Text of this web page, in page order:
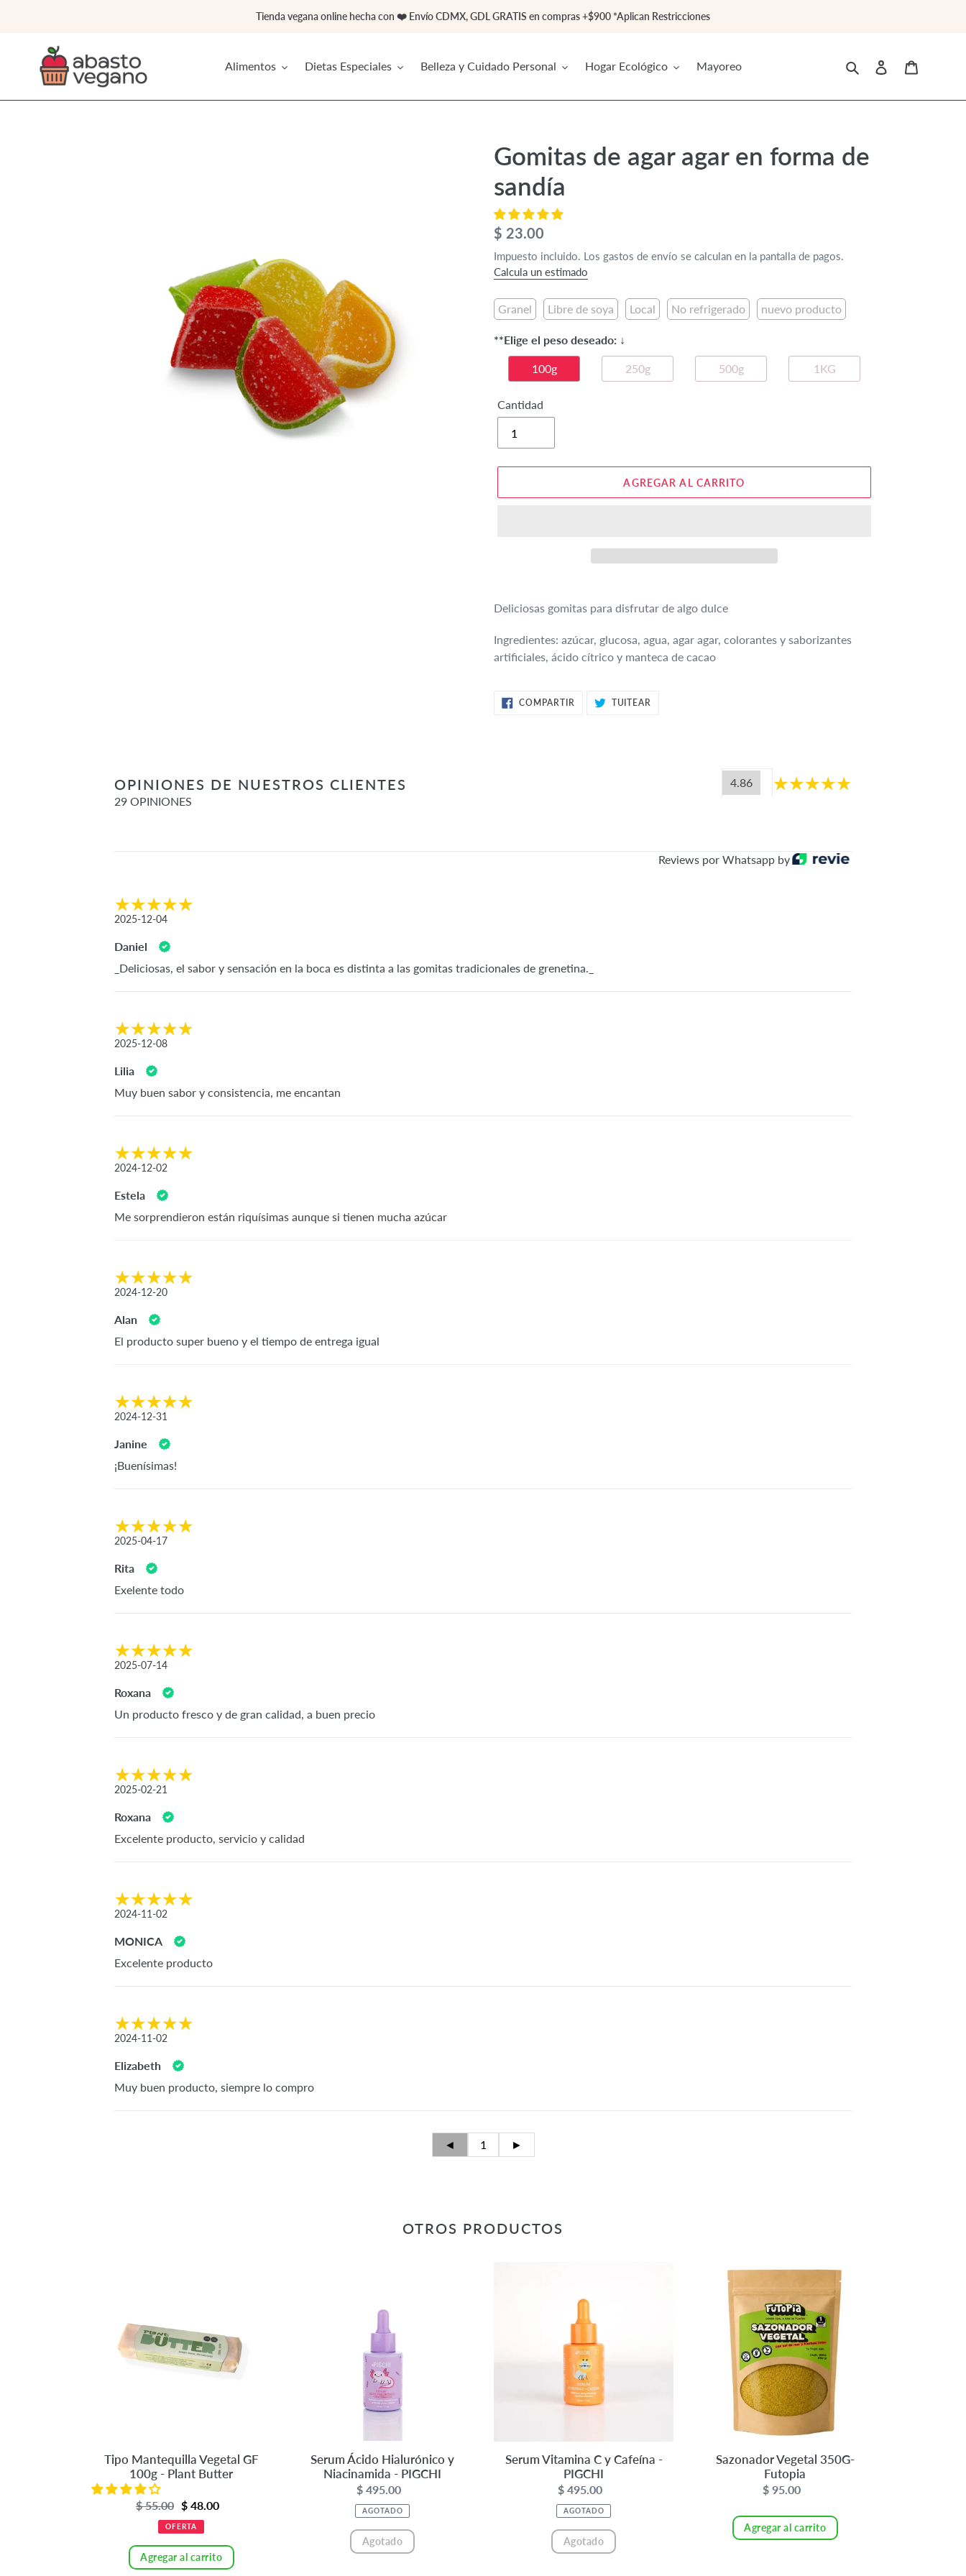
contenido
Tienda vegana online hecha con ❤️ Envío CDMX, GDL GRATIS en compras +$900 *Aplican Restricciones
Alimentos Dietas Especiales Belleza y Cuidado Personal Hogar Ecológico Mayoreo Buscar Ingresar
Gomitas de agar agar en forma de
sandía
Precio
habitual
$ 23.00
Impuesto incluido. Los gastos de envío se calculan en la pantalla de pagos.
Calcula un estimado
Granel Libre de soya Local No refrigerado nuevo producto
**Elige el peso deseado: ↓
100g 250g 500g 1KG
Cantidad
AGREGAR AL CARRITO
el
a
tu
compra
Deliciosas gomitas para disfrutar de algo dulce
Ingredientes: azúcar, glucosa, agua, agar agar, colorantes y saborizantes
artificiales, ácido cítrico y manteca de cacao
COMPARTIR COMPARTIR
EN
TUITEAR
OPINIONES DE NUESTROS CLIENTES
29 OPINIONES
4.86
Reviews por Whatsapp by
2025-12-04
Daniel
_Deliciosas, el sabor y sensación en la boca es distinta a las gomitas tradicionales de grenetina._
2025-12-08
Lilia
Muy buen sabor y consistencia, me encantan
2024-12-02
Estela
Me sorprendieron están riquísimas aunque si tienen mucha azúcar
2024-12-20
Alan
El producto super bueno y el tiempo de entrega igual
2024-12-31
Janine
¡Buenísimas!
2025-04-17
Rita
Exelente todo
2025-07-14
Roxana
Un producto fresco y de gran calidad, a buen precio
2025-02-21
Roxana
Excelente producto, servicio y calidad
2024-11-02
MONICA
Excelente producto
2024-11-02
Elizabeth
Muy buen producto, siempre lo compro
◄ 1 ►
OTROS PRODUCTOS
Tipo Mantequilla Vegetal GF
100g - Plant Butter
PrecioPrecio
habitual
$ 55.00 $ 48.00
OFERTA
Agregar al carrito
Serum Ácido Hialurónico y
Niacinamida - PIGCHI
Precio
habitual
$ 495.00
AGOTADO
Agotado
Serum Vitamina C y Cafeína -
PIGCHI
Precio
habitual
$ 495.00
AGOTADO
Agotado
Sazonador
Vegetal
Futopia
Sazonador Vegetal 350G-
Futopia
Precio
$ 95.00
Agregar al carrito